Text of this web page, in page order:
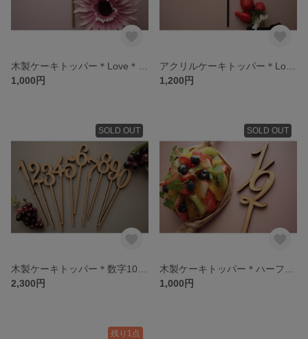
1,000円
1,200円
SOLD OUT
2,300円
SOLD OUT
1,000円
残り1点